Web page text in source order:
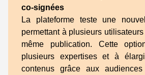
co-signées
La plateforme teste une
permettant à plusieurs
même publication. Cette
plusieurs expertises et à
contenus grâce aux